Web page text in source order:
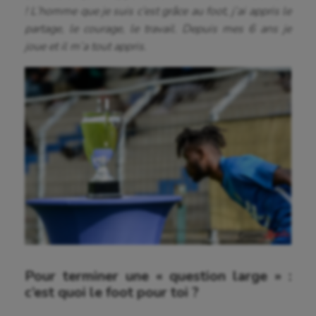
UNSS
Voile
Wakeboard
Water-polo
! L’homme que je suis c’est grâce au foot, j’ai appris le
partage, le courage, le travail. Depuis mes 6 ans je
joue et il m’a tout appris.
Pour terminer une « question large » :
c’est quoi le foot pour toi ?